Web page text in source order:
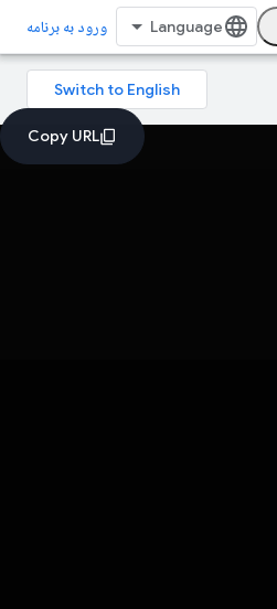
ورود به برنامه